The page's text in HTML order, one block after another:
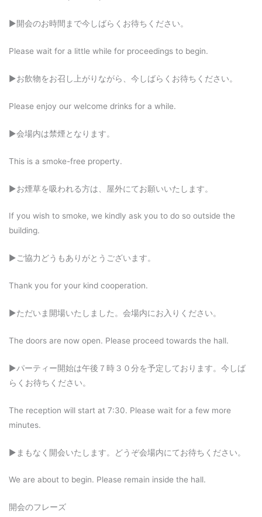
▶︎開会のお時間まで今しばらくお待ちください。
Please wait for a little while for proceedings to begin.
▶︎お飲物をお召し上がりながら、今しばらくお待ちください。
Please enjoy our welcome drinks for a while.
▶︎会場内は禁煙となります。
This is a smoke-free property.
▶︎お煙草を吸われる方は、屋外にてお願いいたします。
If you wish to smoke, we kindly ask you to do so outside the
building.
▶︎ご協力どうもありがとうございます。
Thank you for your kind cooperation.
▶︎ただいま開場いたしました。会場内にお入りください。
The doors are now open. Please proceed towards the hall.
▶︎パーティー開始は午後７時３０分を予定しております。今しば
らくお待ちください。
The reception will start at 7:30. Please wait for a few more
minutes.
▶︎まもなく開会いたします。どうぞ会場内にてお待ちください。
We are about to begin. Please remain inside the hall.
開会のフレーズ